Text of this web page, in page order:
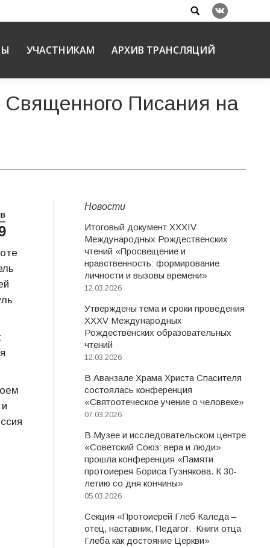
Search:
Вконтакте
УЧАСТНИКАМ АРХИВ ТРАНСЛЯЦИЙ
Священного Писания на
Новости
Итоговый документ XXХIV
Международных Рождественских
чтений «Просвещение и
нравственность: формирование
личности и вызовы времени»
12.03.2026
Утверждены тема и сроки проведения
XXXV Международных
Рождественских образовательных
чтений
12.03.2026
В Аванзале Храма Христа Спасителя
состоялась конференция
«Святоотеческое учение о человеке»
07.03.2026
В Музее и исследовательском центре
«Советский Союз: вера и люди»
прошла конференция «Памяти
протоиерея Бориса Гузнякова. К 30-
летию со дня кончины»
05.03.2026
Секция «Протоиерей Глеб Каледа –
отец, наставник, Педагог. Книги отца
Глеба как достояние Церкви»